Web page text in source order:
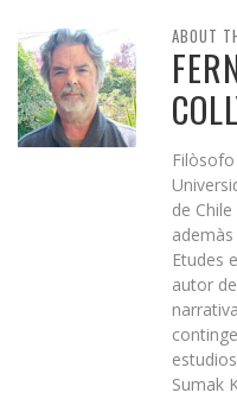
ABOUT
de
Etudes
autor
Sumak